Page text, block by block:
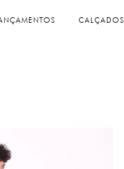
CALÇADOS